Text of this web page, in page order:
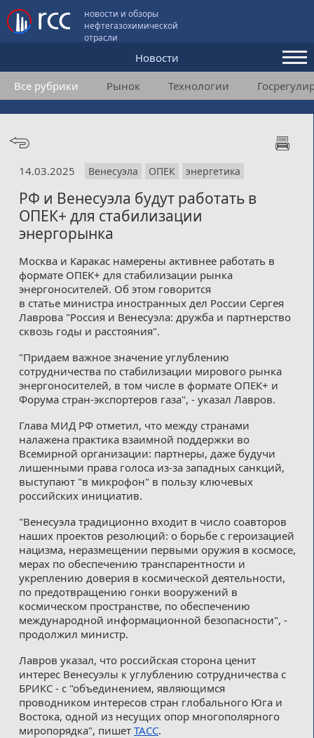
новости и обзоры
нефтегазохимической
отрасли
Новости
Аналитика и мнения
Конференции
Подписка
Пользовательское соглашение
Медиакит
Контакты
Все рубрики Рынок Технологии
14.03.2025 Венесуэла ОПЕК энергетика
РФ и Венесуэла будут работать в
ОПЕК+ для стабилизации
энергорынка
Москва и Каракас намерены активнее работать в
формате ОПЕК+ для стабилизации рынка
энергоносителей. Об этом говорится
в статье министра иностранных дел России Сергея
Лаврова "Россия и Венесуэла: дружба и партнерство
сквозь годы и расстояния".
"Придаем важное значение углублению
сотрудничества по стабилизации мирового рынка
энергоносителей, в том числе в формате ОПЕК+ и
Форума стран-экспортеров газа", - указал Лавров.
Глава МИД РФ отметил, что между странами
налажена практика взаимной поддержки во
Всемирной организации: партнеры, даже будучи
лишенными права голоса из-за западных санкций,
выступают "в микрофон" в пользу ключевых
российских инициатив.
"Венесуэла традиционно входит в число соавторов
наших проектов резолюций: о борьбе с героизацией
нацизма, неразмещении первыми оружия в космосе,
мерах по обеспечению транспарентности и
укреплению доверия в космической деятельности,
по предотвращению гонки вооружений в
космическом пространстве, по обеспечению
международной информационной безопасности", -
продолжил министр.
Лавров указал, что российская сторона ценит
интерес Венесуэлы к углублению сотрудничества с
БРИКС - с "объединением, являющимся
проводником интересов стран глобального Юга и
Востока, одной из несущих опор многополярного
миропорядка", пишет ТАСС.